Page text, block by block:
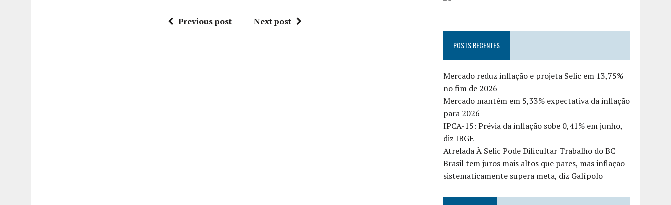
Previous post Next post
POSTS RECENTES
Mercado reduz inflação e projeta Selic em 13,75%
no fim de 2026
Mercado mantém em 5,33% expectativa da inflação
para 2026
IPCA-15: Prévia da inflação sobe 0,41% em junho,
diz IBGE
Atrelada À Selic Pode Dificultar Trabalho do BC
Brasil tem juros mais altos que pares, mas inflação
sistematicamente supera meta, diz Galípolo